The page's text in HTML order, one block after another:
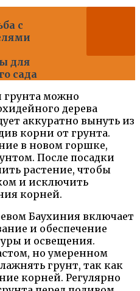
с
для
сада
грунта можно
дерева
аккуратно вынуть из
корни от грунта.
в новом горшке,
После посадки
растение, чтобы
и исключить
корней.
Баухиния включает
и обеспечение
и освещения.
но умеренном
грунт, так как
корней. Регулярно